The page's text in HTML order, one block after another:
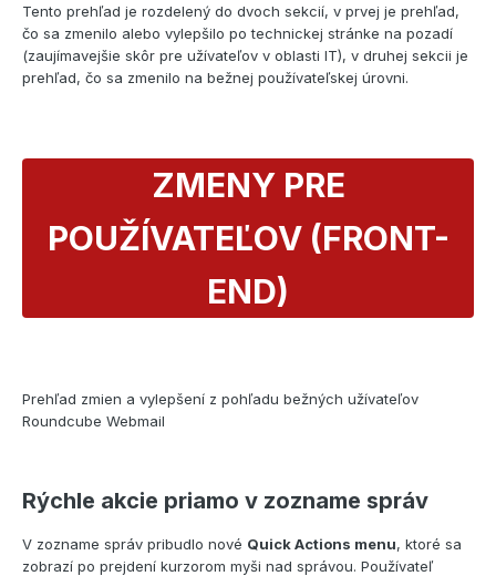
Tento prehľad je rozdelený do dvoch sekcií, v prvej je prehľad,
čo sa zmenilo alebo vylepšilo po technickej stránke na pozadí
(zaujímavejšie skôr pre užívateľov v oblasti IT), v druhej sekcii je
prehľad, čo sa zmenilo na bežnej používateľskej úrovni.
ZMENY PRE
POUŽÍVATEĽOV (FRONT-
END)
Prehľad zmien a vylepšení z pohľadu bežných užívateľov
Roundcube Webmail
Rýchle akcie priamo v zozname správ
V zozname správ pribudlo nové Quick Actions menu, ktoré sa
zobrazí po prejdení kurzorom myši nad správou. Používateľ